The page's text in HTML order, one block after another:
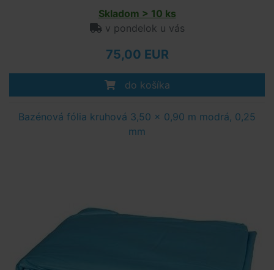
Skladom > 10 ks
v pondelok u vás
75,00 EUR
do košíka
Bazénová fólia kruhová 3,50 x 0,90 m modrá, 0,25
mm